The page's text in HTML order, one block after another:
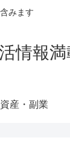
みます
情報満
産・副業